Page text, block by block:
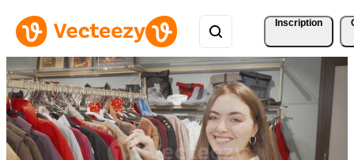
Inscription